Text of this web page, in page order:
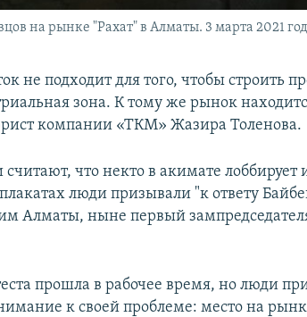
на рынке "Рахат" в Алматы. 3 марта 2021
не подходит для того, чтобы строить
зона. К тому же рынок
компании «ТКМ» Жазира Толенова.
что некто в акимате
люди призывали "к ответу
Алматы, ныне первый
прошла в рабочее время, но люди
к своей проблеме: место на